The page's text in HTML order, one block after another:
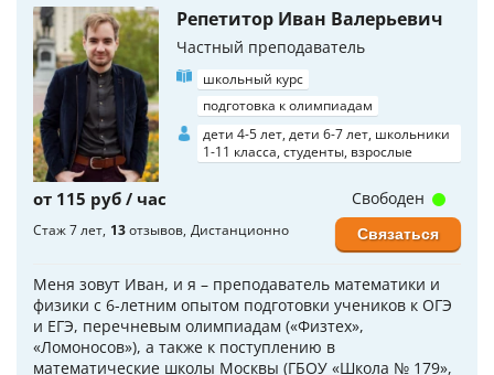
Репетитор Иван Валерьевич
Частный преподаватель
школьный курс
подготовка к олимпиадам
дети 4-5 лет, дети 6-7 лет, школьники
1-11 класса, студенты, взрослые
от 115 руб / час
Стаж 7 лет 13отзывов Дистанционно
Меня зовут Иван, и я – преподаватель математики и
физики с 6-летним опытом подготовки учеников к ОГЭ
и ЕГЭ, перечневым олимпиадам («Физтех»,
«Ломоносов»), а также к поступлению в
математические школы Москвы (ГБОУ «Школа № 179»,
Свободен
Связаться